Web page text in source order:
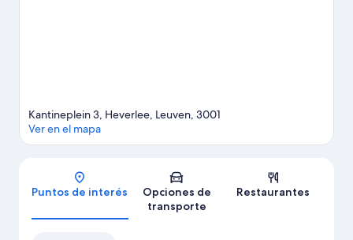
Mapa
Kantineplein 3, Heverlee, Leuven, 3001
Ver en el mapa
Puntos de interés
Opciones de
transporte
Restaurantes